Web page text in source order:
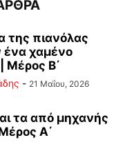
της πιανόλας
ένα χαμένο
Μέρος Β΄
- 21 Μαΐου, 2026
τα από μηχανής
Α΄